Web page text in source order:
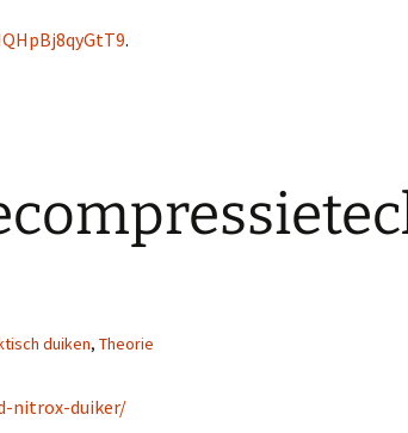
.
duiken, Theorie
nitrox-duiker/